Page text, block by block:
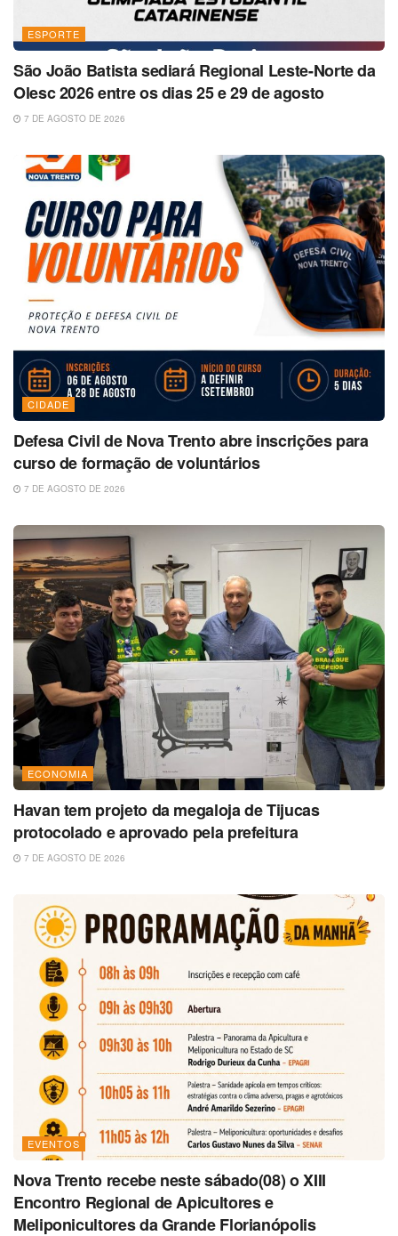
ESPORTE
São João Batista sediará Regional Leste-Norte da
Olesc 2026 entre os dias 25 e 29 de agosto
7 DE AGOSTO DE 2026
CIDADE
Defesa Civil de Nova Trento abre inscrições para
curso de formação de voluntários
7 DE AGOSTO DE 2026
ECONOMIA
Havan tem projeto da megaloja de Tijucas
protocolado e aprovado pela prefeitura
7 DE AGOSTO DE 2026
EVENTOS
Nova Trento recebe neste sábado(08) o XIII
Encontro Regional de Apicultores e
Meliponicultores da Grande Florianópolis